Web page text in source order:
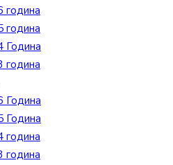
година
година
Година
година
Година
Година
година
година